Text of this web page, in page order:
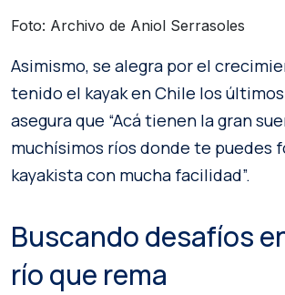
Foto: Archivo de Aniol Serrasoles
Asimismo, se alegra por el
tenido el kayak en Chile los últimos
asegura que “Acá tienen la gran
muchísimos ríos donde te puedes
kayakista con mucha facilidad”.
Buscando desafíos
río que rema